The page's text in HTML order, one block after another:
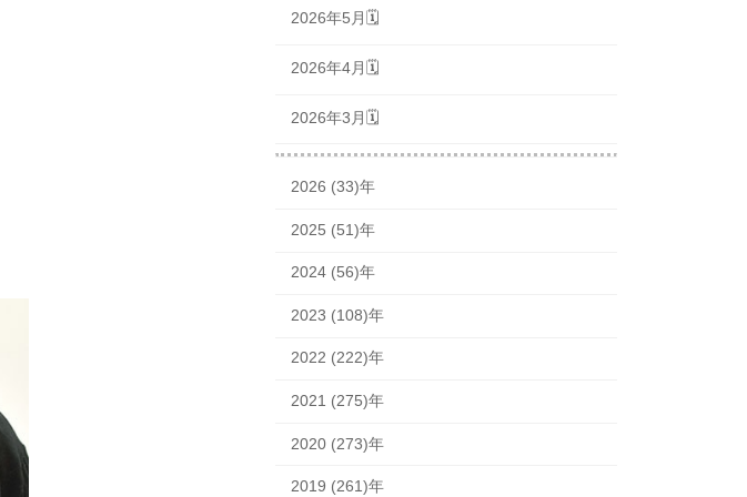
2026年5月🗓
2026年4月🗓
2026年3月🗓
2026 (33)年
2025 (51)年
2024 (56)年
2023 (108)年
2022 (222)年
2021 (275)年
2020 (273)年
2019 (261)年